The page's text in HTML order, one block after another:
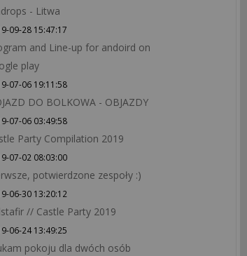
- Litwa
09-28 15:47:17
and Line-up for andoird on
play
07-06 19:11:58
DO BOLKOWA - OBJAZDY
07-06 03:49:58
Party Compilation 2019
07-02 08:03:00
potwierdzone zespoły :)
06-30 13:20:12
// Castle Party 2019
06-24 13:49:25
pokoju dla dwóch osób